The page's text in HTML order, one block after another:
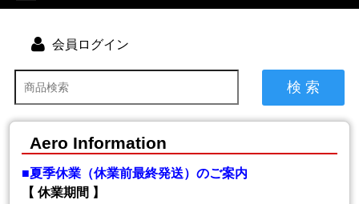
会員ログイン
検 索
Aero Information
■夏季休業（休業前最終発送）のご案内
【 休業期間 】